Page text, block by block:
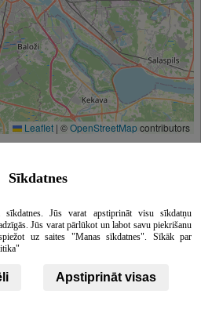
Leaflet | ©OpenStreetMapcontributors
Cieņpilnas atvadas
Sīkdatnes
sīkdatnes. Jūs varat apstiprināt visu sīkdatņu
Jūs varat pārlūkot un labot savu piekrišanu
uz saites "Manas sīkdatnes". Sīkāk par
Apstiprināt visas